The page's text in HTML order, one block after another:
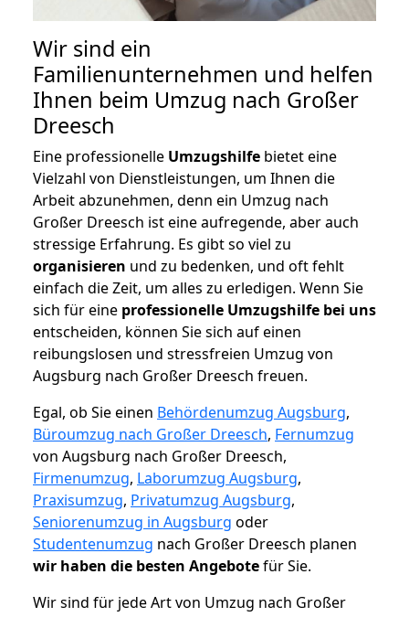
Wir sind ein
Familienunternehmen und helfen
Ihnen beim Umzug nach Großer
Dreesch
Eine professionelle Umzugshilfe bietet eine
Vielzahl von Dienstleistungen, um Ihnen die
Arbeit abzunehmen, denn ein Umzug nach
Großer Dreesch ist eine aufregende, aber auch
stressige Erfahrung. Es gibt so viel zu
organisieren und zu bedenken, und oft fehlt
einfach die Zeit, um alles zu erledigen. Wenn Sie
sich für eine professionelle Umzugshilfe bei uns
entscheiden, können Sie sich auf einen
reibungslosen und stressfreien Umzug von
Augsburg nach Großer Dreesch freuen.
Egal, ob Sie einen Behördenumzug Augsburg,
Büroumzug nach Großer Dreesch, Fernumzug
von Augsburg nach Großer Dreesch,
Firmenumzug, Laborumzug Augsburg,
Praxisumzug, Privatumzug Augsburg,
Seniorenumzug in Augsburg oder
Studentenumzug nach Großer Dreesch planen
wir haben die besten Angebotefür Sie.
Wir sind für jede Art von Umzug nach Großer